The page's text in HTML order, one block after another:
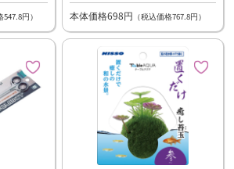
547.8円） 本体価格698円 （税込価格767.8円）